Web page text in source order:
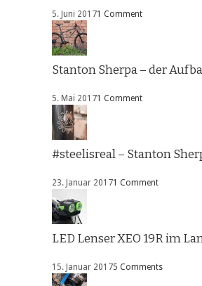
5. Juni 20171 Comment
Stanton Sherpa – der
5. Mai 20171 Comment
#steelisreal – Stanton
23. Januar 20171 Comment
LED Lenser XEO 19R im
15. Januar 20175 Comments